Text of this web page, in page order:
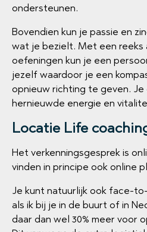
ondersteunen.
Bovendien kun je passie en
wat je bezielt. Met een reeks
oefeningen kun je een
jezelf waardoor je een
opnieuw richting te geven.
hernieuwde energie en
Locatie Life
Het verkenningsgesprek is
vinden in principe ook online
Je kunt natuurlijk ook face-
als ik bij je in de buurt of in
daar dan wel 30% meer voor